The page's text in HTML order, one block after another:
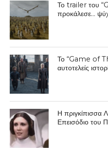
Το trailer του
προκάλεσε…
Το “Game of
αυτοτελείς
Η πριγκίπισσα
Επεισόδιο του